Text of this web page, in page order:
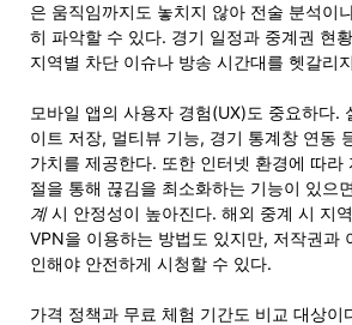
은 움직임까지도 놓치지 않아 전술 분석이
히 파악할 수 있다. 경기 일정과 중계권 현
지역별 차단 이슈나 방송 시간대를 헷갈리
모바일 앱의 사용자 경험(UX)도 중요하다.
이트 저장, 멀티뷰 기능, 경기 통계창 연동
가치를 제공한다. 또한 인터넷 환경에 따라
절을 통해 끊김을 최소화하는 기능이 있으면
계시 안정성이 높아진다. 해외 중계 시 지
VPN을 이용하는 방법도 있지만, 저작권과
인해야 안전하게 시청할 수 있다.
가격 정책과 무료 체험 기간도 비교 대상이